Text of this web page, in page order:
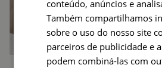
conteúdo, anúncios e
Também compartilhamos
sobre o uso do nosso site
parceiros de publicidade e
podem combiná-las com